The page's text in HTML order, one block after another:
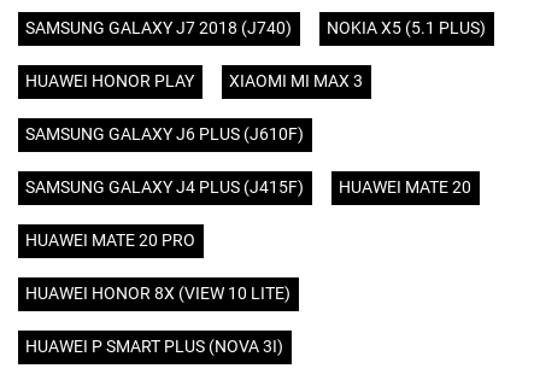
SAMSUNG GALAXY J7 2018 (J740) NOKIA X5 (5.1 PLUS)
HUAWEI HONOR PLAY XIAOMI MI MAX 3
SAMSUNG GALAXY J6 PLUS (J610F)
SAMSUNG GALAXY J4 PLUS (J415F) HUAWEI MATE 20
HUAWEI MATE 20 PRO
HUAWEI HONOR 8X (VIEW 10 LITE)
HUAWEI P SMART PLUS (NOVA 3I)